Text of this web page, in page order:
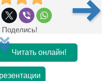
Поделись!
Читать онлайн!